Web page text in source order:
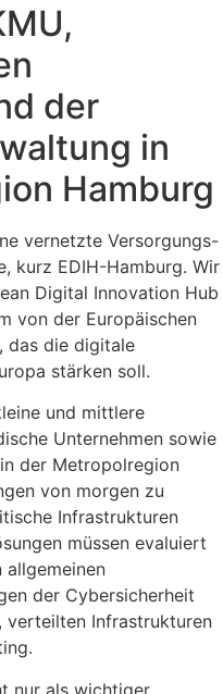
der
in
Hamburg
vernetzte Versorgungs-
kurz EDIH-Hamburg. Wir
Digital Innovation Hub
von der Europäischen
das die digitale
stärken soll.
und mittlere
Unternehmen sowie
der Metropolregion
von morgen zu
Infrastrukturen
müssen evaluiert
der Cybersicherheit
verteilten Infrastrukturen
nur als wichtiger